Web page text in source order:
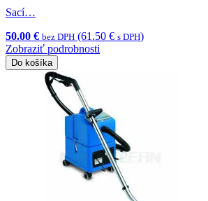
Sací…
50.00 € bez DPH (61.50 € s DPH)
Zobraziť podrobnosti
Do košíka